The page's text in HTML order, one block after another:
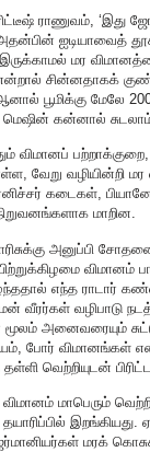
ராணுவம், ‘இது
அதன்பின் ஐடியாவைத்
மர
சின்னதாகக்
பூமிக்கு மேலே
மெஷின் கன்னால்
விமானப் பற்றாக்குறை,
வேறு வழியின்றி மர
கடைகள்,
மாறின.
அனுப்பி
விமானம்
எந்த ராடார்
வீரர்கள் வழிபாடு
அனைவரையும்
போர் விமானங்கள்
வெற்றியுடன்
மாபெரும்
மரக்